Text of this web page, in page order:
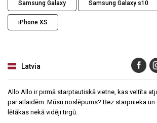
Samsung Galaxy Samsung Galaxy s10
iPhone XS
Latvia
Allo Allo ir pirmā starptautiskā vietne, kas veltīta
par atlaidēm. Mūsu noslēpums? Bez starpnieka un
lētākas nekā vidēji tirgū.